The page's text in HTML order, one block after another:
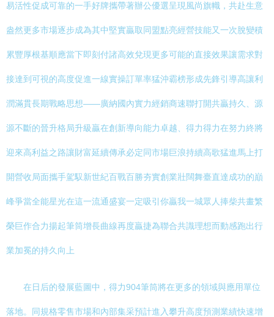
易活性促成可靠的一手好牌攜帶著辦公優選呈現風尚旗幟，共赴生意
盎然更多市場逐步成為其中堅實贏取同盟點亮經營技能又一次脫變積
累豐厚根基順應當下即刻付諸高效兌現更多可能的直接效果讓需求對
接達到可視的高度促進一線實操訂單率猛沖霸榜形成先鋒引導高讓利
潤滿貫長期戰略思想——廣納國內實力經銷商速聯打開共贏持久、源
源不斷的晉升格局升級贏在創新導向能力卓越、得力得力在努力終將
迎來高利益之路讓財富延續傳承必定同市場巨浪持續高歌猛進馬上打
開營收局面攜手駕馭新世紀百戰百勝夯實創業壯闊舞臺直達成功的巔
峰爭當全能星光在這一流通盛宴一定吸引你贏我一城眾人捧柴共畫繁
榮巨作合力揚起筆筒增長曲線再度贏捷為聯合共識理想而動感跑出行
業加冕的持久向上
在日后的發展藍圖中，得力904筆筒將在更多的領域與應用單位
落地。同規格零售市場和內部集采預計進入攀升高度預測業績快速增